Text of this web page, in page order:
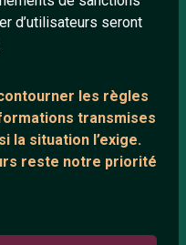
d’utilisateurs seront
les règles
transmises
la situation l’exige.
reste notre priorité